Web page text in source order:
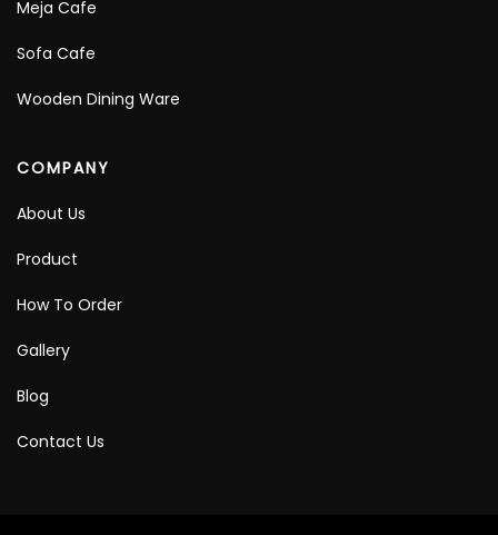
Meja Cafe
Sofa Cafe
Wooden Dining Ware
COMPANY
About Us
Product
How To Order
Gallery
Blog
Contact Us